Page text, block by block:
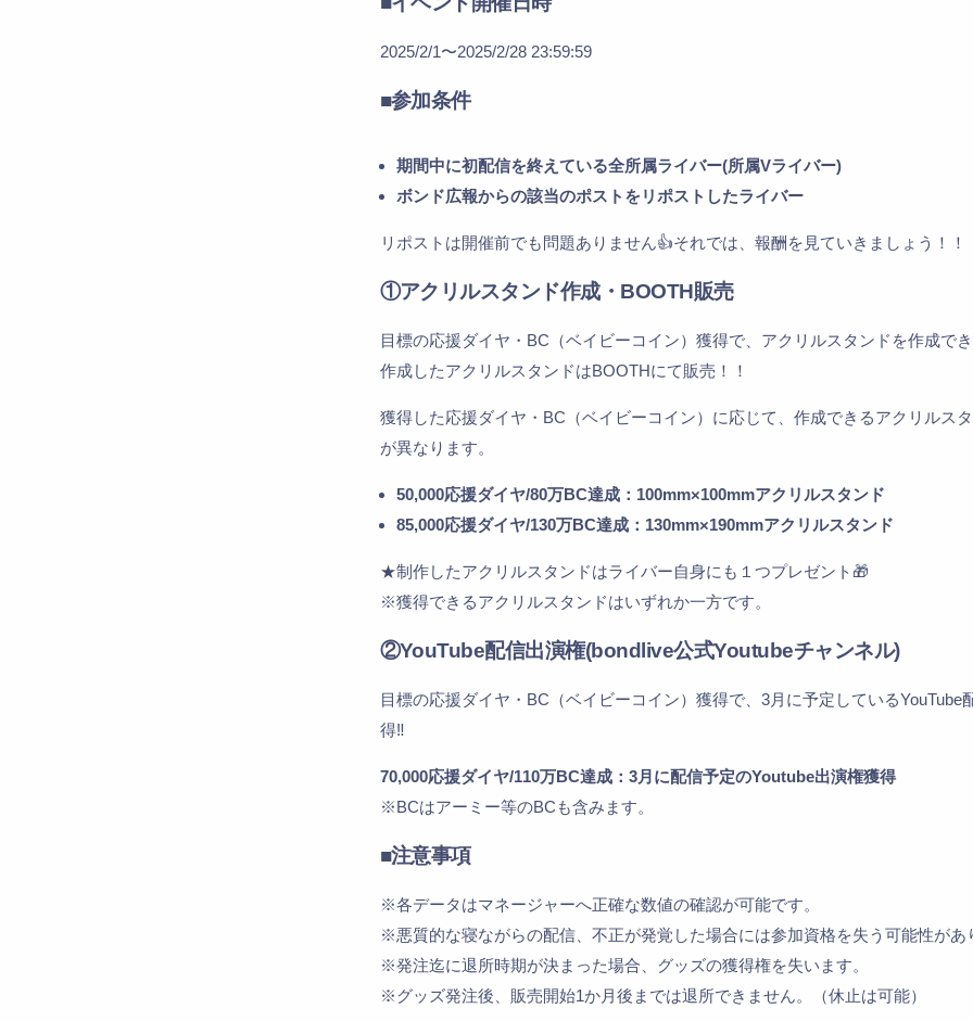
2025/2/1〜2025/2/28 23:59:59
■参加条件
期間中に初配信を終えている全所属ライバー(所属Vライバー)
ボンド広報からの該当のポストをリポストしたライバー
リポストは開催前でも問題ありません👍️それでは、報酬を見ていきましょう！！
①アクリルスタンド作成・BOOTH販売
目標の応援ダイヤ・BC（ベイビーコイン）獲得で、アクリルスタンドを作成でき
作成したアクリルスタンドはBOOTHにて販売！！
獲得した応援ダイヤ・BC（ベイビーコイン）に応じて、作成できるアクリルス
が異なります。
50,000応援ダイヤ/80万BC達成：100mm×100mmアクリルスタンド
85,000応援ダイヤ/130万BC達成：130mm×190mmアクリルスタンド
★制作したアクリルスタンドはライバー自身にも１つプレゼント🎁
※獲得できるアクリルスタンドはいずれか一方です。
②YouTube配信出演権(bondlive公式Youtubeチャンネル)
目標の応援ダイヤ・BC（ベイビーコイン）獲得で、3月に予定しているYouTube
得‼️
70,000応援ダイヤ/110万BC達成：3月に配信予定のYoutube出演権獲得
※BCはアーミー等のBCも含みます。
■注意事項
※各データはマネージャーへ正確な数値の確認が可能です。
※悪質的な寝ながらの配信、不正が発覚した場合には参加資格を失う可能性があ
※発注迄に退所時期が決まった場合、グッズの獲得権を失います。
※グッズ発注後、販売開始1か月後までは退所できません。（休止は可能）